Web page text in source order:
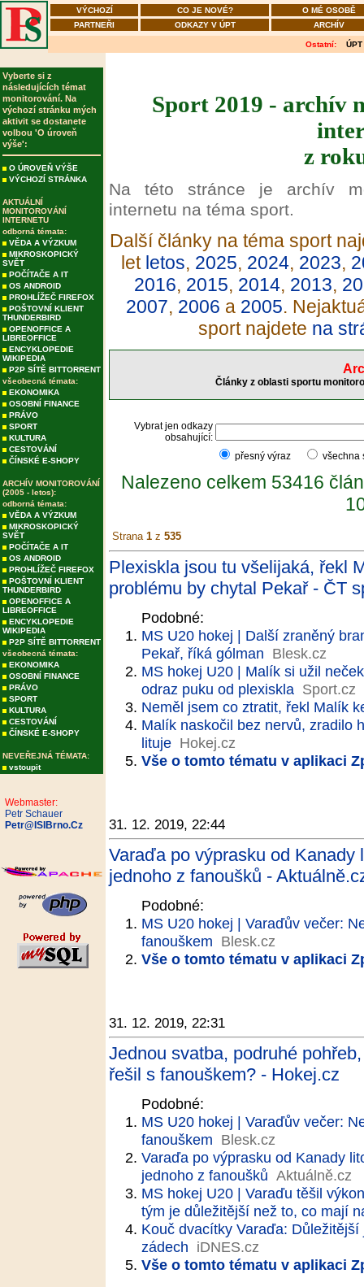
VÝCHOZÍ CO JE NOVÉ?
O MÉ OSOBĚ
PARTNEŘI
ODKAZY V ÚPT ARCHÍV
Ostatní: ÚPT
Vyberte si z
následujících témat
monitorování. Na
výchozí stránku mých
aktivit se dostanete
volbou 'O úroveň
výše':
O ÚROVEŇ VÝŠE
VÝCHOZÍ STRÁNKA
AKTUÁLNÍ
MONITOROVÁNÍ
INTERNETU
odborná témata:
VĚDA A VÝZKUM
MIKROSKOPICKÝ
SVĚT
POČÍTAČE A IT
OS ANDROID
PROHLÍŽEČ FIREFOX
POŠTOVNÍ KLIENT
THUNDERBIRD
OPENOFFICE A
LIBREOFFICE
ENCYKLOPEDIE
WIKIPEDIA
P2P SÍTĚ BITTORRENT
všeobecná témata:
EKONOMIKA
OSOBNÍ FINANCE
PRÁVO
SPORT
KULTURA
CESTOVÁNÍ
ČÍNSKÉ E-SHOPY
ARCHÍV MONITOROVÁNÍ
(2005 - letos):
odborná témata:
VĚDA A VÝZKUM
MIKROSKOPICKÝ
SVĚT
POČÍTAČE A IT
OS ANDROID
PROHLÍŽEČ FIREFOX
POŠTOVNÍ KLIENT
THUNDERBIRD
OPENOFFICE A
LIBREOFFICE
ENCYKLOPEDIE
WIKIPEDIA
P2P SÍTĚ BITTORRENT
všeobecná témata:
EKONOMIKA
OSOBNÍ FINANCE
PRÁVO
SPORT
KULTURA
CESTOVÁNÍ
ČÍNSKÉ E-SHOPY
NEVEŘEJNÁ TÉMATA:
vstoupit
Webmaster:
Petr Schauer
Petr@ISIBrno.Cz
Sport 2019 - archív
z
Na této stránce je archív
internetu na téma sport.
Další články na téma sport
let letos, 2025, 2024, 2023,
2016, 2015, 2014, 2013,
2007, 2006 a 2005.
sport najdete na
Články z oblasti sportu
Vybrat jen odkazy
obsahující:
přesný výraz
Nalezeno celkem 53416
Strana 1 z 535
Plexiskla jsou tu všelijaká, řekl
problému by chytal Pekař - ČT
Podobné:
MS U20 hokej | Další zraněný
Pekař, říká gólman Blesk.cz
MS hokej U20 | Malík si užil
odraz puku od plexiskla Sport.cz
Neměl jsem co ztratit, řekl Malík
Malík naskočil bez nervů, zradilo
lituje Hokej.cz
Vše o tomto tématu v aplikaci
31. 12. 2019, 22:44
Varaďa po výprasku od
jednoho z fanoušků -
Podobné:
MS U20 hokej | Varaďův večer:
fanouškem Blesk.cz
Vše o tomto tématu v aplikaci
31. 12. 2019, 22:31
Jednou svatba, podruhé
řešil s fanouškem? - Hokej.cz
Podobné:
MS U20 hokej | Varaďův večer:
fanouškem Blesk.cz
Varaďa po výprasku od Kanady
jednoho z fanoušků Aktuálně.cz
MS hokej U20 | Varaďu těšil
tým je důležitější než to, co mají
Kouč dvacítky Varaďa:
zádech iDNES.cz
Vše o tomto tématu v aplikaci